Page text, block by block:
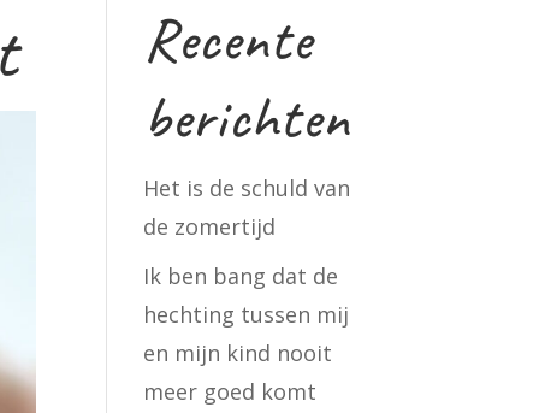
Recente
berichten
Het is de schuld van
de zomertijd
Ik ben bang dat de
hechting tussen mij
en mijn kind nooit
meer goed komt